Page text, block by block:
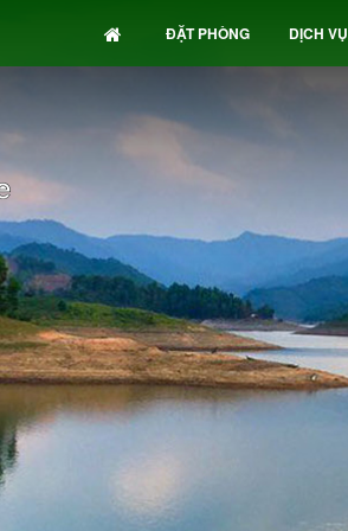
ĐẶT PHÒNG DỊCH VỤ